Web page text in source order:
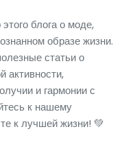
блога о моде,
образе жизни.
статьи о
активности,
и гармонии с
к нашему
к лучшей жизни! 💚